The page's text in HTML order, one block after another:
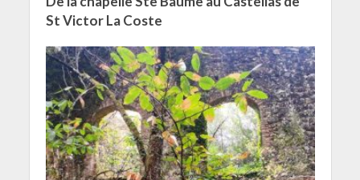
St Victor La Coste